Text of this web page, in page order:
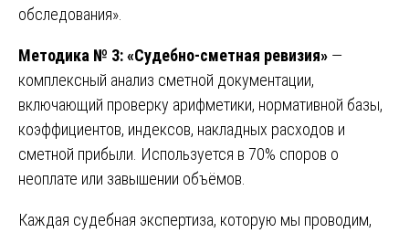
обследования».
Методика № 3: «Судебно-сметная ревизия» —
комплексный анализ сметной документации,
включающий проверку арифметики, нормативной базы,
коэффициентов, индексов, накладных расходов и
сметной прибыли. Используется в 70% споров о
неоплате или завышении объёмов.
Каждая судебная экспертиза, которую мы проводим,